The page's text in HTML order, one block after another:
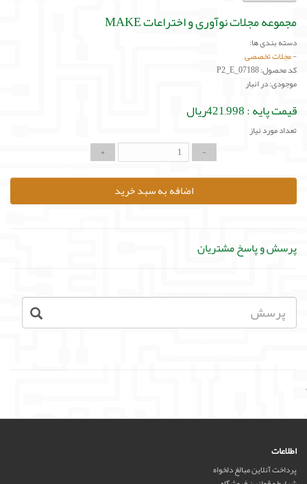
مجموعه مجلات نوآوری و اختراعات MAKE
دسته بندی ها:
-مجلات تخصصی
کد محصول: P2_E_07188
موجودی: در انبار
قیمت پایه :421,998ریال
تعداد مورد نیاز
اضافه به سبد خرید
پرسش و پاسخ مشتریان
'
اطلاعات
پرداخت آنلاین مبالغ دلخواه